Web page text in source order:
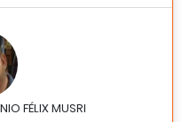
FÉLIX MUSRI